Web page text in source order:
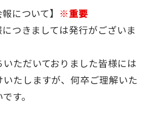
について】 ※重要
つきましては発行がございま
ただいておりました皆様には
いたしますが、何卒ご理解いた
す。